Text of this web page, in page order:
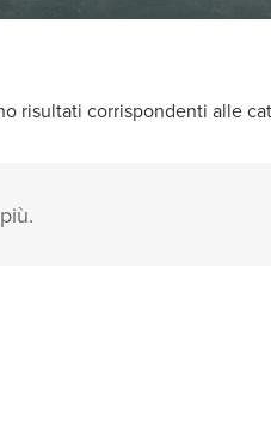
risultati corrispondenti alle